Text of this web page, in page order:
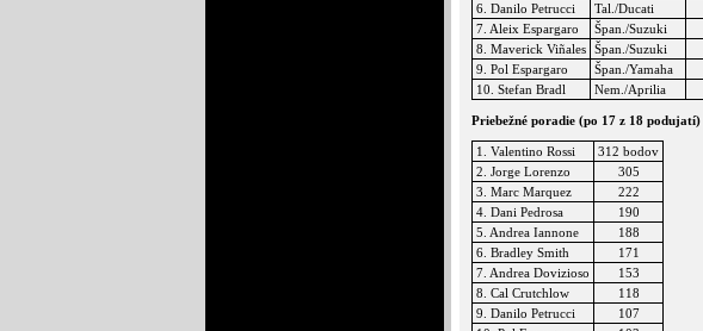
6. Danilo Petrucci
Tal./Ducati
7. Aleix Espargaro
Špan./Suzuki
8. Maverick Viñales Špan./Suzuki
9. Pol Espargaro
Špan./Yamaha
10. Stefan Bradl
Nem./Aprilia
Priebežné poradie (po 17 z 18 podujatí)
1. Valentino Rossi
312 bodov
2. Jorge Lorenzo
305
3. Marc Marquez
222
4. Dani Pedrosa
190
5. Andrea Iannone
188
6. Bradley Smith
171
7. Andrea Dovizioso
153
8. Cal Crutchlow
118
9. Danilo Petrucci
107